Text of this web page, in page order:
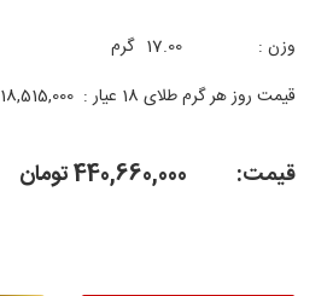
وزن : 17.00 گرم
قیمت روز هر گرم طلای 18 عیار :
18,515,000
قیمت: 440,660,000تومان